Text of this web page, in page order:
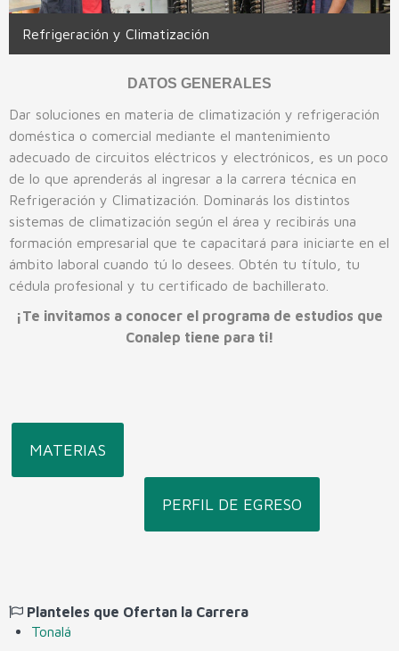
Tlaquepaque
Zapopan
La Barca
Puerto Vallarta I
Puerto Vallarta II
Tamazula
Tapalpa
Contabilidad
Enfermería General
Turismo
Mantenimiento Automotriz
Informática
Mantenimiento de Sistemas Electrónicos
Máquinas Herramienta
Motores a Diésel
Soporte y Mantenimiento de Equipo de Cómputo
Beca Benito Juárez
Convocatoria de Admisión 2026-2027
Buzón
Formato Obligaciones
Refrigeración y Climatización
DATOS GENERALES
Dar soluciones en materia de climatización y refrigeración
doméstica o comercial mediante el mantenimiento
adecuado de circuitos eléctricos y electrónicos, es un poco
de lo que aprenderás al ingresar a la carrera técnica en
Refrigeración y Climatización. Dominarás los distintos
sistemas de climatización según el área y recibirás una
formación empresarial que te capacitará para iniciarte en el
ámbito laboral cuando tú lo desees. Obtén tu título, tu
cédula profesional y tu certificado de bachillerato.
¡Te invitamos a conocer el programa de estudios que
Conalep tiene para ti!
MATERIAS
PERFIL DE EGRESO
Planteles que Ofertan la Carrera
Tonalá